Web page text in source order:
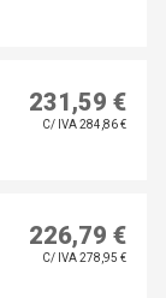
231,59 €
C/ IVA 284,86 €
226,79 €
C/ IVA 278,95 €